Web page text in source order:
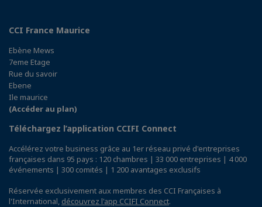
CCI France Maurice
Ebène Mews
7eme Etage
Rue du savoir
Ebene
Ile maurice
(Accéder au plan)
Téléchargez l’application CCIFI Connect
Accélérez votre business grâce au 1er réseau privé d'entreprises
françaises dans 95 pays : 120 chambres | 33 000 entreprises | 4 000
événements | 300 comités | 1 200 avantages exclusifs
Réservée exclusivement aux membres des CCI Françaises à
l'International, découvrez l'app CCIFI Connect.